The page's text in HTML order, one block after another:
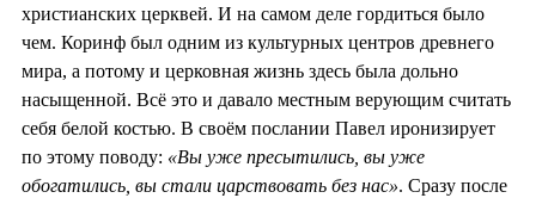
христианских церквей. И на самом деле гордиться было
чем. Коринф был одним из культурных центров древнего
мира, а потому и церковная жизнь здесь была дольно
насыщенной. Всё это и давало местным верующим считать
себя белой костью. В своём послании Павел иронизирует
по этому поводу: «Вы уже пресытились, вы уже
обогатились, вы стали царствовать без нас». Сразу после